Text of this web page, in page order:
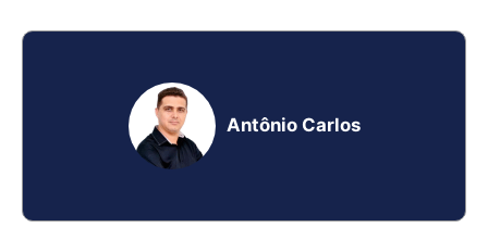
Antônio Carlos